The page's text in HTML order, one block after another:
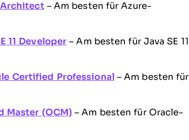
– Am besten für Azure-
11 Developer – Am besten für Java SE 11
Certified Professional – Am besten für
Master (OCM) – Am besten für Oracle-